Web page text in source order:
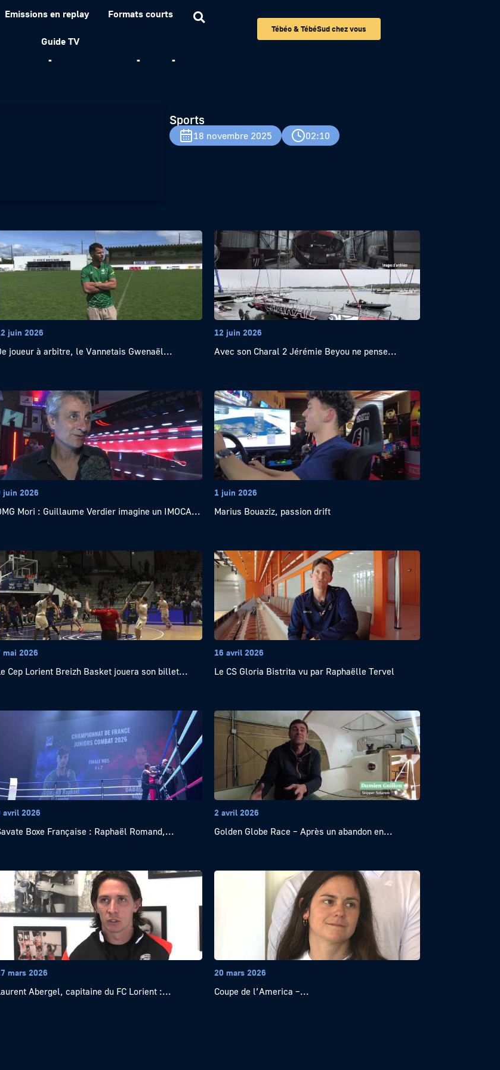
Emissions en replay Formats courts
Guide TV
Tébéo & TébéSud chez vous
Lipinski a préparé son bateau
Sports
18 novembre 2025 02:10
juin 2026
joueur à arbitre, le Vannetais Gwenaël...
12 juin 2026
Avec son Charal 2 Jérémie Beyou ne pense...
juin 2026
Mori : Guillaume Verdier imagine un IMOCA...
1 juin 2026
Marius Bouaziz, passion drift
mai 2026
Cep Lorient Breizh Basket jouera son billet...
16 avril 2026
Le CS Gloria Bistrita vu par Raphaëlle Tervel
avril 2026
Boxe Française : Raphaël Romand,...
2 avril 2026
Golden Globe Race – Après un abandon en...
mars 2026
Abergel, capitaine du FC Lorient :...
20 mars 2026
Coupe de l’America –...